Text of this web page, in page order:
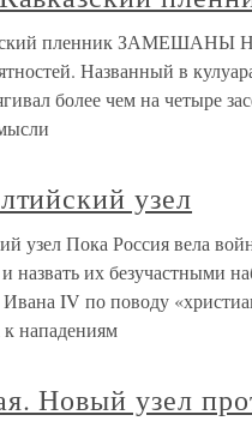
пленник ЗАМЕШАНЫ
Названный в
более чем на четыре
узел
узел Пока Россия вела
назвать их безучастными
Ивана IV по поводу
к нападениям
Новый узел